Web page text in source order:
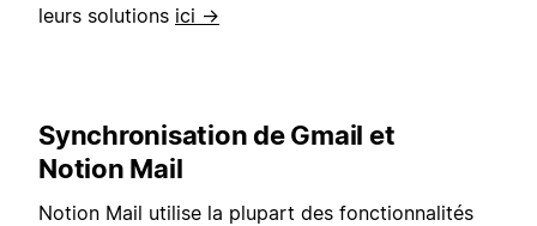
leurs solutions ici →
Synchronisation de Gmail et
Notion Mail
Notion Mail utilise la plupart des fonctionnalités